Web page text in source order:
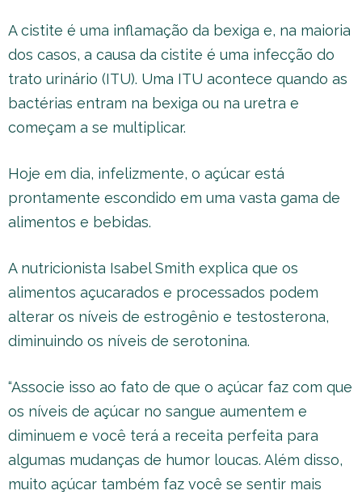
A cistite é uma inflamação da bexiga e, na maioria
dos casos, a causa da cistite é uma infecção do
trato urinário (ITU). Uma ITU acontece quando as
bactérias entram na bexiga ou na uretra e
começam a se multiplicar.
Hoje em dia, infelizmente, o açúcar está
prontamente escondido em uma vasta gama de
alimentos e bebidas.
A nutricionista Isabel Smith explica que os
alimentos açucarados e processados podem
alterar os níveis de estrogênio e testosterona,
diminuindo os níveis de serotonina.
“Associe isso ao fato de que o açúcar faz com que
os níveis de açúcar no sangue aumentem e
diminuem e você terá a receita perfeita para
algumas mudanças de humor loucas. Além disso,
muito açúcar também faz você se sentir mais